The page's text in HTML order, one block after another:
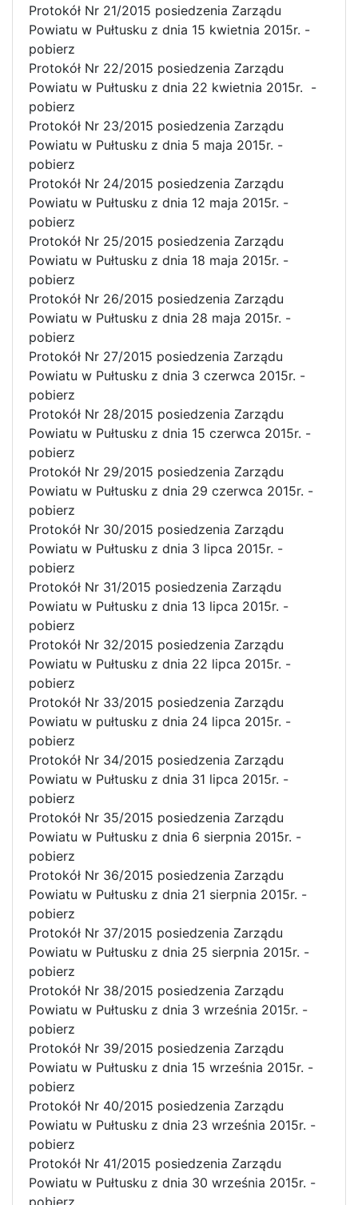
Protokół Nr 21/2015 posiedzenia Zarządu
Powiatu w Pułtusku z dnia 15 kwietnia 2015r. -
pobierz
Protokół Nr 22/2015 posiedzenia Zarządu
Powiatu w Pułtusku z dnia 22 kwietnia 2015r. -
pobierz
Protokół Nr 23/2015 posiedzenia Zarządu
Powiatu w Pułtusku z dnia 5 maja 2015r. -
pobierz
Protokół Nr 24/2015 posiedzenia Zarządu
Powiatu w Pułtusku z dnia 12 maja 2015r. -
pobierz
Protokół Nr 25/2015 posiedzenia Zarządu
Powiatu w Pułtusku z dnia 18 maja 2015r. -
pobierz
Protokół Nr 26/2015 posiedzenia Zarządu
Powiatu w Pułtusku z dnia 28 maja 2015r. -
pobierz
Protokół Nr 27/2015 posiedzenia Zarządu
Powiatu w Pułtusku z dnia 3 czerwca 2015r. -
pobierz
Protokół Nr 28/2015 posiedzenia Zarządu
Powiatu w Pułtusku z dnia 15 czerwca 2015r. -
pobierz
Protokół Nr 29/2015 posiedzenia Zarządu
Powiatu w Pułtusku z dnia 29 czerwca 2015r. -
pobierz
Protokół Nr 30/2015 posiedzenia Zarządu
Powiatu w Pułtusku z dnia 3 lipca 2015r. -
pobierz
Protokół Nr 31/2015 posiedzenia Zarządu
Powiatu w Pułtusku z dnia 13 lipca 2015r. -
pobierz
Protokół Nr 32/2015 posiedzenia Zarządu
Powiatu w Pułtusku z dnia 22 lipca 2015r. -
pobierz
Protokół Nr 33/2015 posiedzenia Zarządu
Powiatu w pułtusku z dnia 24 lipca 2015r. -
pobierz
Protokół Nr 34/2015 posiedzenia Zarządu
Powiatu w Pułtusku z dnia 31 lipca 2015r. -
pobierz
Protokół Nr 35/2015 posiedzenia Zarządu
Powiatu w Pułtusku z dnia 6 sierpnia 2015r. -
pobierz
Protokół Nr 36/2015 posiedzenia Zarządu
Powiatu w Pułtusku z dnia 21 sierpnia 2015r. -
pobierz
Protokół Nr 37/2015 posiedzenia Zarządu
Powiatu w Pułtusku z dnia 25 sierpnia 2015r. -
pobierz
Protokół Nr 38/2015 posiedzenia Zarządu
Powiatu w Pułtusku z dnia 3 września 2015r. -
pobierz
Protokół Nr 39/2015 posiedzenia Zarządu
Powiatu w Pułtusku z dnia 15 września 2015r. -
pobierz
Protokół Nr 40/2015 posiedzenia Zarządu
Powiatu w Pułtusku z dnia 23 września 2015r. -
pobierz
Protokół Nr 41/2015 posiedzenia Zarządu
Powiatu w Pułtusku z dnia 30 września 2015r. -
pobierz